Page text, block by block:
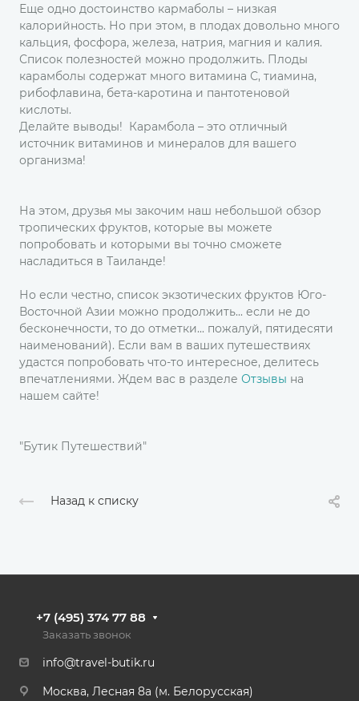
Еще одно достоинство кармаболы – низкая
калорийность. Но при этом, в плодах довольно много
кальция, фосфора, железа, натрия, магния и калия.
Список полезностей можно продолжить. Плоды
карамболы содержат много витамина С, тиамина,
рибофлавина, бета-каротина и пантотеновой
кислоты.
Делайте выводы! Карамбола – это отличный
источник витаминов и минералов для вашего
организма!
На этом, друзья мы закочим наш небольшой обзор
тропических фруктов, которые вы можете
попробовать и которыми вы точно сможете
насладиться в Таиланде!
Но если честно, список экзотических фруктов Юго-
Восточной Азии можно продолжить... если не до
бесконечности, то до отметки... пожалуй, пятидесяти
наименований). Если вам в ваших путешествиях
удастся попробовать что-то интересное, делитесь
впечатлениями. Ждем вас в разделе Отзывы на
нашем сайте!
"Бутик Путешествий"
Назад к списку
+7 (495) 374 77 88
Заказать звонок
info@travel-butik.ru
Москва, Лесная 8а (м. Белорусская)